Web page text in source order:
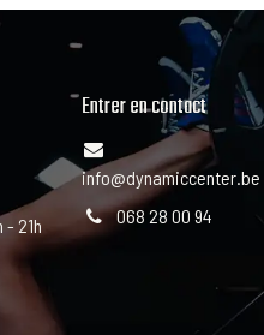
- 21h
Entrer en contact
info@dynamiccenter.be
068 28 00 94